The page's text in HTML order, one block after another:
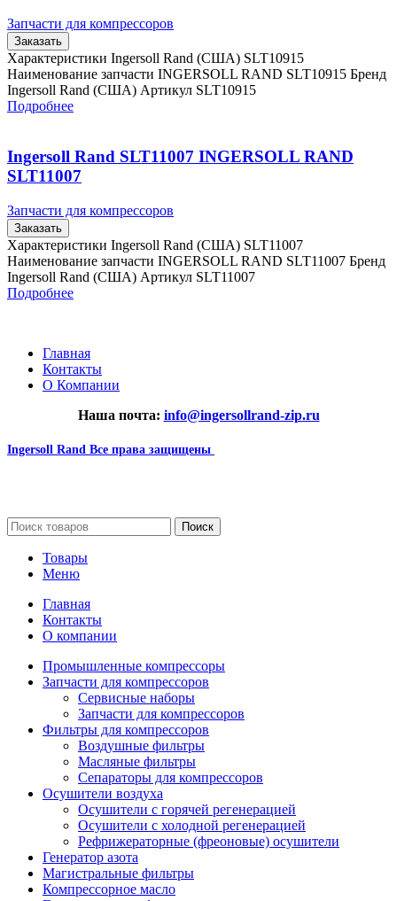
Запчасти для компрессоров
Заказать
Характеристики Ingersoll Rand (США) SLT10915
Наименование запчасти INGERSOLL RAND SLT10915 Бренд
Ingersoll Rand (США) Артикул SLT10915
Подробнее
Ingersoll Rand SLT11007 INGERSOLL RAND
SLT11007
Запчасти для компрессоров
Заказать
Характеристики Ingersoll Rand (США) SLT11007
Наименование запчасти INGERSOLL RAND SLT11007 Бренд
Ingersoll Rand (США) Артикул SLT11007
Подробнее
Главная
Контакты
О Компании
Наша почта: info@ingersollrand-zip.ru
Ingersoll Rand Все права защищены
Поиск
Товары
Меню
Главная
Контакты
О компании
Промышленные компрессоры
Запчасти для компрессоров
Сервисные наборы
Запчасти для компрессоров
Фильтры для компрессоров
Воздушные фильтры
Масляные фильтры
Сепараторы для компрессоров
Осушители воздуха
Осушители с горячей регенерацией
Осушители с холодной регенерацией
Рефрижераторные (фреоновые) осушители
Генератор азота
Магистральные фильтры
Компрессорное масло